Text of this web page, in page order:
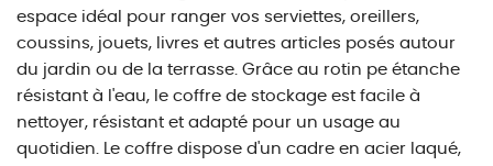
espace idéal pour ranger vos serviettes, oreillers,
coussins, jouets, livres et autres articles posés autour
du jardin ou de la terrasse. Grâce au rotin pe étanche
résistant à l'eau, le coffre de stockage est facile à
nettoyer, résistant et adapté pour un usage au
quotidien. Le coffre dispose d'un cadre en acier laqué,